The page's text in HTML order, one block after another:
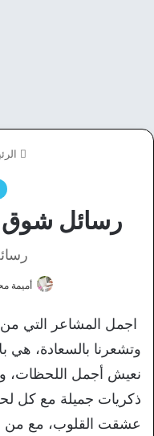
رسائل شوق
أميمة
اجمل المشاعر التي
وتشعرنا بالسعادة،
نعيش أجمل اللحظات،
ذكريات جميلة مع كل
عشقت القلوب، مع من